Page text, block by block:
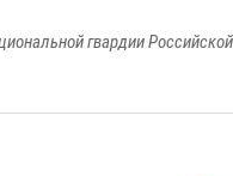
гвардии